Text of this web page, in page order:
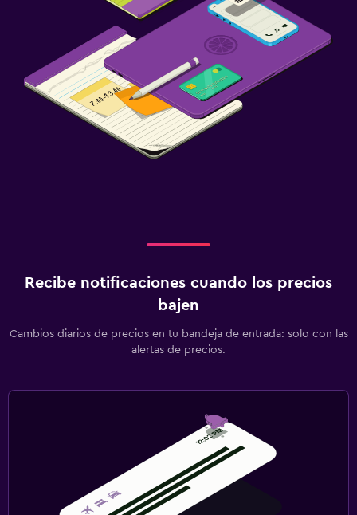
Recibe notificaciones cuando los precios
bajen
Cambios diarios de precios en tu bandeja de entrada: solo con las
alertas de precios.